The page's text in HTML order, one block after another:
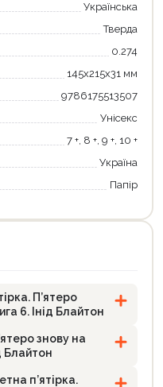
Українська
Тверда
0.274
145х215х31 мм
9786175513507
Унісекс
7 +, 8 +, 9 +, 10 +
Україна
Папір
П’ятеро
6. Інід Блайтон
знову на
Блайтон
п’ятірка.